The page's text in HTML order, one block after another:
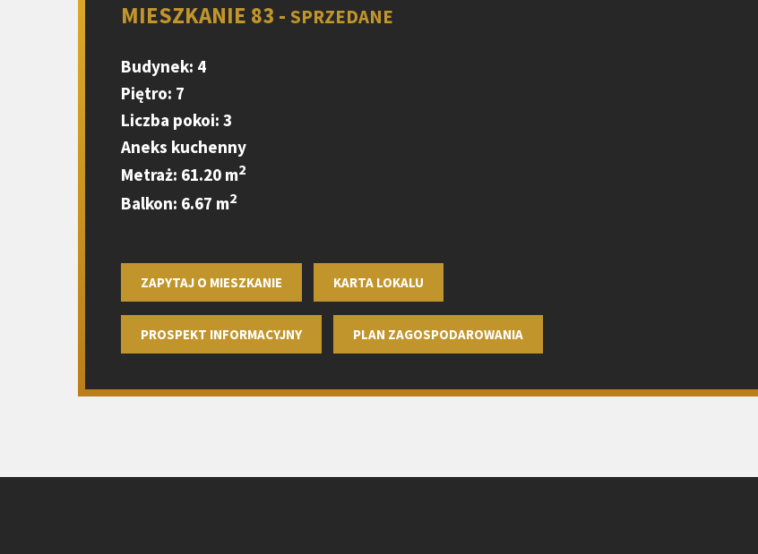
MIESZKANIE 83 - SPRZEDANE
Budynek: 4
Piętro: 7
Liczba pokoi: 3
Aneks kuchenny
Metraż: 61.20 m2
Balkon: 6.67 m2
ZAPYTAJ O MIESZKANIE KARTA LOKALU
PROSPEKT INFORMACYJNY PLAN ZAGOSPODAROWANIA